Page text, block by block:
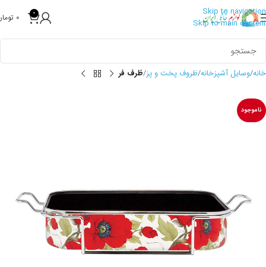
Skip to navigation
Skip to main content
0
0
خانه وسایل آشپزخانه ظروف پخت و پز ظرف فر
ناموجود